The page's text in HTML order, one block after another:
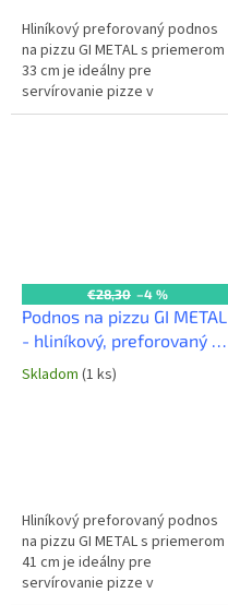
Hliníkový preforovaný podnos
na pizzu GI METAL s priemerom
33 cm je ideálny pre
servírovanie pizze v
reštauráciách a pizzeriách.
€28,30 –4 %
Podnos na pizzu GI METAL
- hliníkový, preforovaný -
pr. 41 cm
Skladom (1 ks)
Hliníkový preforovaný podnos
na pizzu GI METAL s priemerom
41 cm je ideálny pre
servírovanie pizze v